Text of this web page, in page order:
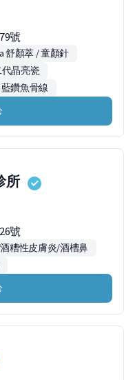
號
舒顏萃 / 童顏針
代晶亮瓷
鑽魚骨線
所
號
糟性皮膚炎/酒槽鼻